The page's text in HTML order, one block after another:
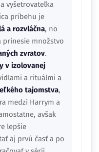
a vyšetrovateľka
príbehu je
a rozvláčna, no
prinesie množstvo
zvratov.
v izolovanej
a rituálmi a
tajomstva,
medzi Harrym a
avšak
lepšie
aj prvú časť a po